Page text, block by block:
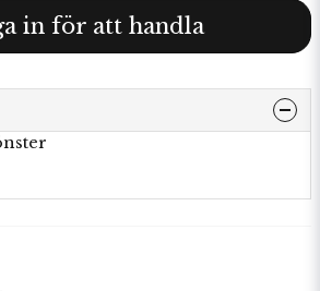
in för att handla